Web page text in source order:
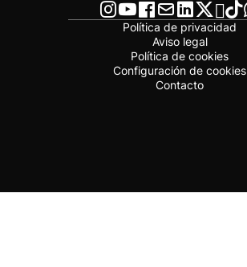
Política de privacidad
Aviso legal
Política de cookies
Configuración de cookies
Contacto